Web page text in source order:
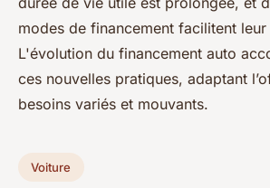
modes de financement facilitent
L'évolution du financement auto
ces nouvelles pratiques, adaptant
besoins variés et mouvants.
Voiture